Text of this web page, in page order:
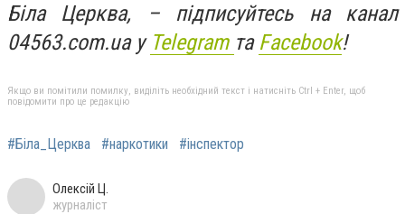
Біла Церква, – підписуйтесь на канал
04563.com.ua у Telegram та Facebook!
Якщо ви помітили помилку, виділіть необхідний текст і натисніть Ctrl + Enter, щоб
повідомити про це редакцію
#Біла_Церква #наркотики #інспектор
Олексій Ц.
журналіст